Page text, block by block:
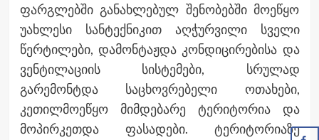
ფარგლებში განახლებულ შენობებში მოეწყო
უახლესი სანტექნიკით აღჭურვილი სველი
წერტილები, დამონტაჟდა კონდიცირებისა და
ვენტილაციის სისტემები, სრულად
გარემონტდა საცხოვრებელი ოთახები,
კეთილმოეწყო მიმდებარე ტერიტორია და
მოპირკეთდა ფასადები. ტერიტორიაზე